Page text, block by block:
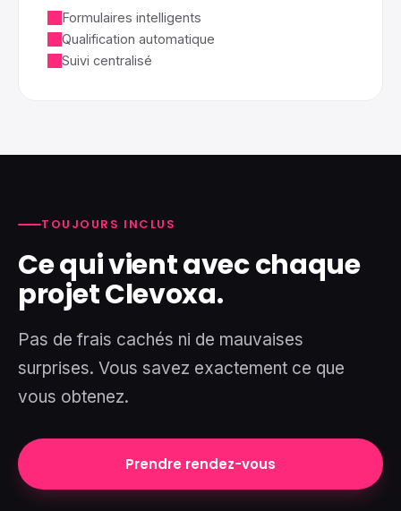
Formulaires intelligents
Qualification automatique
Suivi centralisé
TOUJOURS INCLUS
Ce qui vient avec chaque
projet Clevoxa.
Pas de frais cachés ni de mauvaises
surprises. Vous savez exactement ce que
vous obtenez.
Prendre rendez-vous